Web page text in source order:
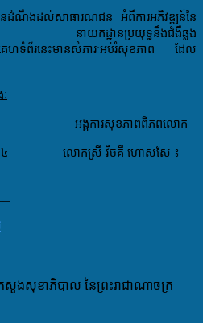
នដំណឹងដល់សាធារណជន អំពីការអភិវឌ្ឍន៍នៃ​
បស់ នាយកដ្ឋានប្រយុទ្ធនឹងជំងឺឆ្លង
េហទំព័រនេះមានសំភារៈ​អប់រំ​សុខភាព ដែល
គការសុខភាពពិភពលោក
៤២៤ លោកស្រី វិចគី ហោសសែ ៖
សួងសុខាភិបាល នៃព្រះរាជាណាចក្រ